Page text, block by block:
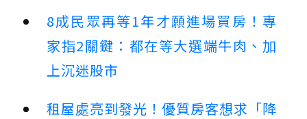
8成民眾再等1年才願進場買房！專
家指2關鍵：都在等大選端牛肉、加
上沉迷股市
租屋處亮到發光！優質房客想求「降